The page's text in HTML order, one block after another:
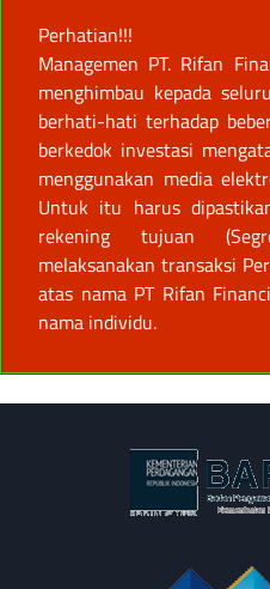
Perhatian!!!
Managemen PT. Rifan
menghimbau kepada
berhati-hati terhadap
berkedok investasi
menggunakan media
Untuk itu harus
rekening tujuan
melaksanakan transaksi
atas nama PT Rifan
nama individu.